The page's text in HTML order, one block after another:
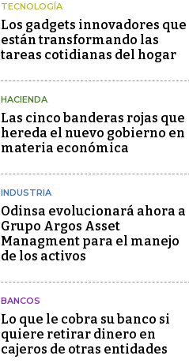
TECNOLOGÍA
Los gadgets innovadores que
están transformando las
tareas cotidianas del hogar
HACIENDA
Las cinco banderas rojas que
hereda el nuevo gobierno en
materia económica
INDUSTRIA
Odinsa evolucionará ahora a
Grupo Argos Asset
Managment para el manejo
de los activos
BANCOS
Lo que le cobra su banco si
quiere retirar dinero en
cajeros de otras entidades